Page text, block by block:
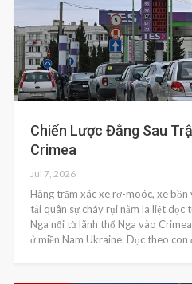
Chiến Lược Đằng Sau
Crimea
Jul 7, 2026
Hàng trăm xác xe rơ-moóc, xe bồn
tải quân sự cháy rụi nằm la liệt dọc
Nga nối từ lãnh thổ Nga vào
ở miền Nam Ukraine. Dọc theo con